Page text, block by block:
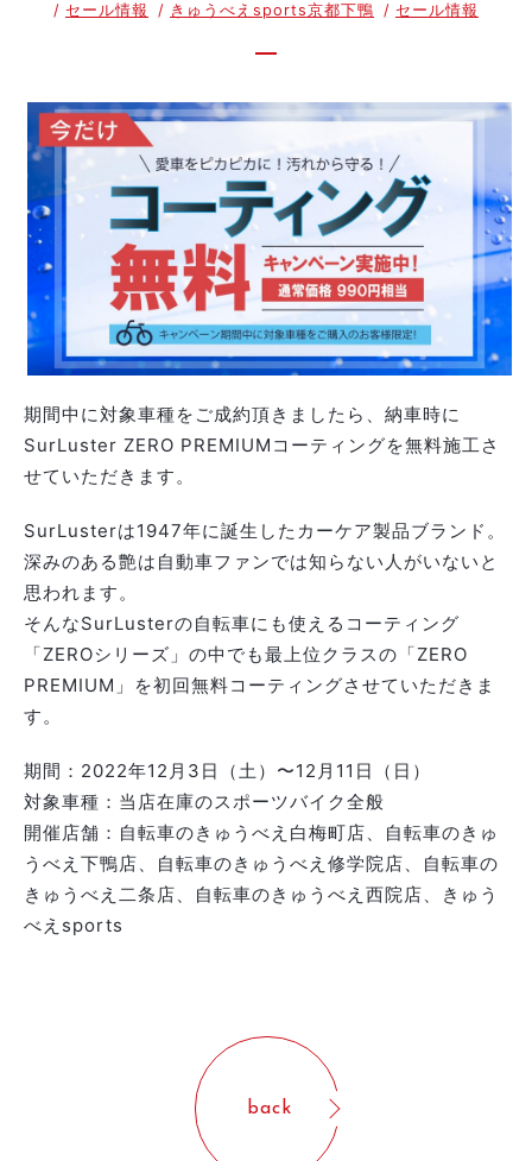
セール情報
きゅうべえsports京都下鴨 セール情報
期間中に対象車種を ご成約頂きましたら、納車時に
SurLuster ZERO PREMIUMコーティングを無料施工さ
せていただきます。
SurLusterは1947年に誕生したカーケア製品ブランド。
深みのある艶は自動車ファンでは知らない人がいないと
思われます。
そんなSurLusterの自転車にも使えるコーティング
「ZEROシリーズ」の中でも最上位クラスの「ZERO
PREMIUM」を初回無料コーティングさせていただきま
す。
期間：2022年12月3日（土）〜12月11日（日）
対象車種：当店在庫のスポーツバイク全般
開催店舗：自転車のきゅうべえ白梅町店、自転車のきゅ
うべえ下鴨店、自転車のきゅうべえ修学院店、自転車の
きゅうべえ二条店、自転車のきゅうべえ西院店、きゅう
べえsports
back